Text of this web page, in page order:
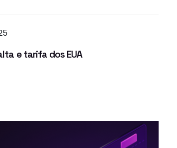
e tarifa dos EUA